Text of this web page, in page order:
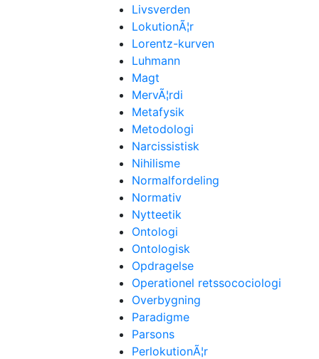
Livsverden
LokutionÃ¦r
Lorentz-kurven
Luhmann
Magt
MervÃ¦rdi
Metafysik
Metodologi
Narcissistisk
Nihilisme
Normalfordeling
Normativ
Nytteetik
Ontologi
Ontologisk
Opdragelse
Operationel retssocociologi
Overbygning
Paradigme
Parsons
PerlokutionÃ¦r